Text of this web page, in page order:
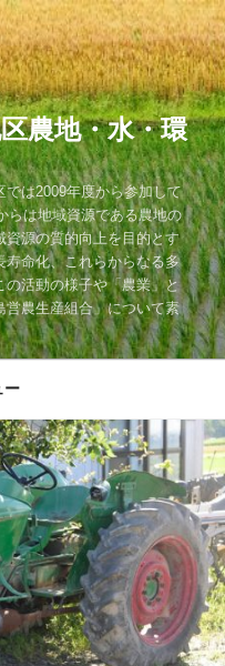
農地・水・環
は2009年度から参加して
らは地域資源である農地の
資源の質的向上を目的とす
寿命化、これらからなる多
活動の様子や「農業」と
営農生産組合」について素
ー